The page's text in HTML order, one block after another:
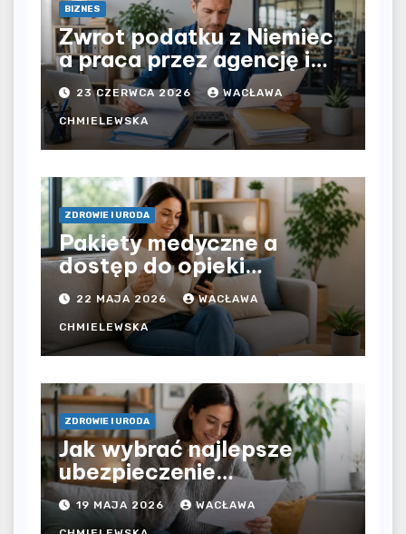
BIZNES
Zwrot podatku z Niemiec
a praca przez agencję i
bezpośrednio u
pracodawcy – jak
rozliczyć oba źródła
dochodu?
23 CZERWCA 2026 WACŁAWA
CHMIELEWSKA
ZDROWIE I URODA
Pakiety medyczne a
dostęp do opieki
zdrowotnej bez
ograniczeń czasowych –
czy prywatna opieka daje
większą swobodę?
22 MAJA 2026 WACŁAWA
CHMIELEWSKA
ZDROWIE I URODA
Jak wybrać najlepsze
ubezpieczenie
komunikacyjne i uniknąć
kosztownych błędów?
19 MAJA 2026 WACŁAWA